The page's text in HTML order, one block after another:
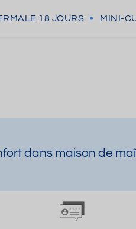
18 JOURS MINI-
dans maison de